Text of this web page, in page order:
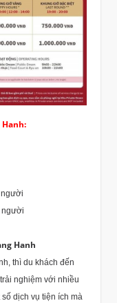
người
người
Hanh
thì du khách đến
nghiệm với nhiều
dịch vụ tiện ích mà